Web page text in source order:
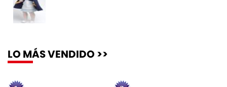
LO MÁS VENDIDO >>